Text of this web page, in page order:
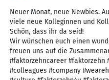
Neuer Monat, neue Newbies.
viele neue Kolleginnen und
Schön, dass ihr da seid!
Wir wünschen euch einen
freuen uns auf die
#faktorzehncareer #faktorzehn
#colleagues #company